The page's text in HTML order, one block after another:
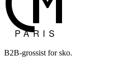
B2B-grossist for sko.